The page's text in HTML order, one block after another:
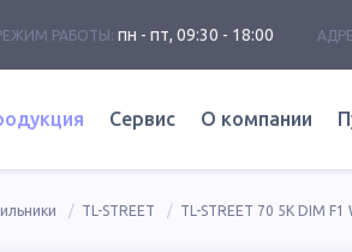
РАБОТЫ: пн - пт, 09:30 - 18:00
Сервис О компании
TL-STREET TL-STREET 70 5K DIM F1